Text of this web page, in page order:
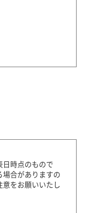
日時点のもので
合がありますの
をお願いいたし